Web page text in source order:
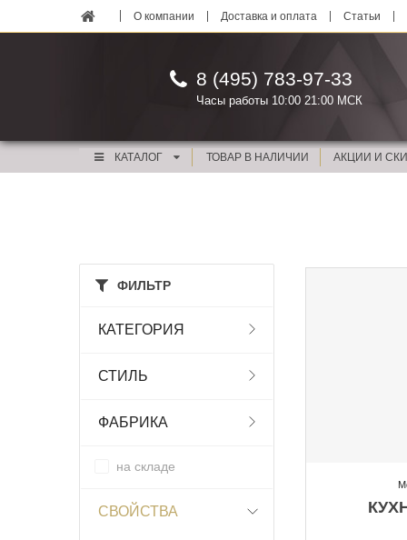
О компании Доставка и оплата Статьи
8 (495) 783-97-33
Часы работы 10:00 21:00 МСК
КАТАЛОГ ТОВАР В НАЛИЧИИ АКЦИИ И
ФИЛЬТР
КАТЕГОРИЯ
СТИЛЬ
ФАБРИКА
на складе
СВОЙСТВА